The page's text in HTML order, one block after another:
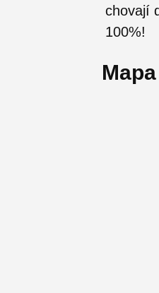
chovají
100%!
Mapa